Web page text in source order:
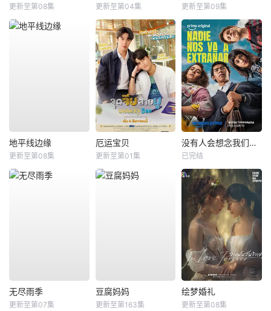
更新至第08集 更新至第04集 更新至第09集
地平线边缘
更新至第08集
厄运宝贝
更新至第01集
没有人会想念我们第二季
已完结
无尽雨季
更新至第07集
豆腐妈妈
更新至第163集
绘梦婚礼
更新至第08集